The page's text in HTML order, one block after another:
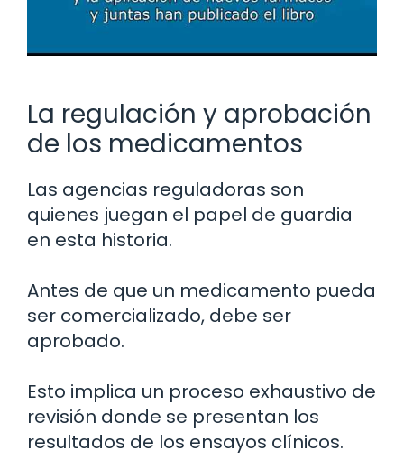
La regulación y aprobación
de los medicamentos
Las agencias reguladoras son
quienes juegan el papel de guardia
en esta historia.
Antes de que un medicamento pueda
ser comercializado, debe ser
aprobado.
Esto implica un proceso exhaustivo de
revisión donde se presentan los
resultados de los ensayos clínicos.